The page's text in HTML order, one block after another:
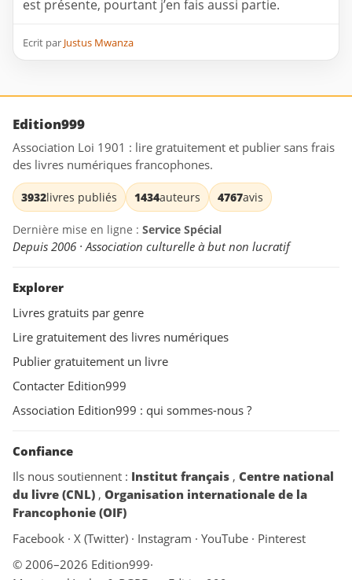
est présente, pourtant j’en fais aussi partie.
Ecrit par Justus Mwanza
Edition999
Association Loi 1901 : lire gratuitement et publier sans frais
des livres numériques francophones.
3932livres publiés 1434auteurs 4767avis
Dernière mise en ligne : Service Spécial
Depuis 2006 · Association culturelle à but non lucratif
Explorer
Livres gratuits par genre
Lire gratuitement des livres numériques
Publier gratuitement un livre
Contacter Edition999
Association Edition999 : qui sommes-nous ?
Confiance
Ils nous soutiennent : Institut français , Centre national
du livre (CNL) , Organisation internationale de la
Francophonie (OIF)
Facebook · X (Twitter) · Instagram · YouTube · Pinterest
© 2006–2026 Edition999·